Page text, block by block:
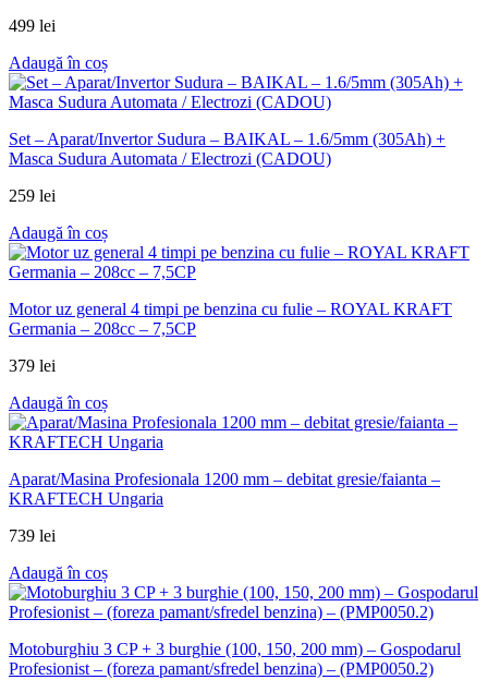
499 lei
Adaugă în coș
Set – Aparat/Invertor Sudura – BAIKAL – 1.6/5mm (305Ah) +
Masca Sudura Automata / Electrozi (CADOU)
259 lei
Adaugă în coș
Motor uz general 4 timpi pe benzina cu fulie – ROYAL KRAFT
Germania – 208cc – 7,5CP
379 lei
Adaugă în coș
Aparat/Masina Profesionala 1200 mm – debitat gresie/faianta –
KRAFTECH Ungaria
739 lei
Adaugă în coș
Motoburghiu 3 CP + 3 burghie (100, 150, 200 mm) – Gospodarul
Profesionist – (foreza pamant/sfredel benzina) – (PMP0050.2)